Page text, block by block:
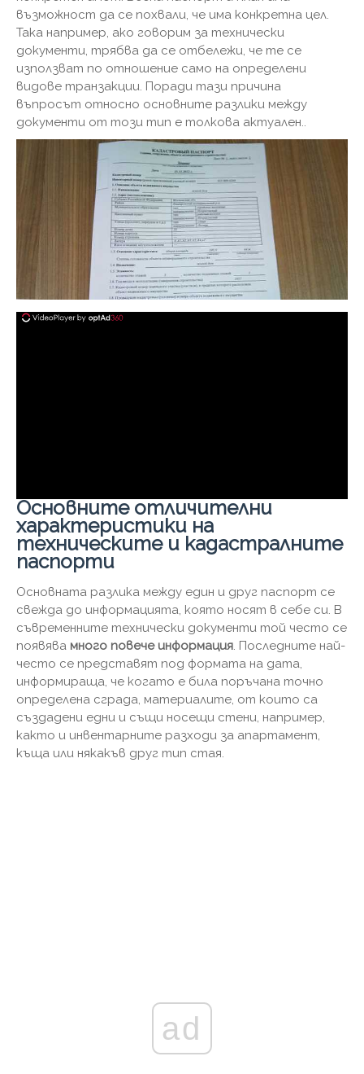
възможност да се похвали, че има конкретна цел.
Така например, ако говорим за технически
документи, трябва да се отбележи, че те се
използват по отношение само на определени
видове транзакции. Поради тази причина
въпросът относно основните разлики между
документи от този тип е толкова актуален..
Основните отличителни
характеристики на
техническите и кадастралните
паспорти
Основната разлика между един и друг паспорт се
свежда до информацията, която носят в себе си. В
съвременните технически документи той често се
появява много повече информация. Последните най-
често се представят под формата на дата,
информираща, че когато е била поръчана точно
определена сграда, материалите, от които са
създадени едни и същи носещи стени, например,
както и инвентарните разходи за апартамент,
къща или някакъв друг тип стая.
ad